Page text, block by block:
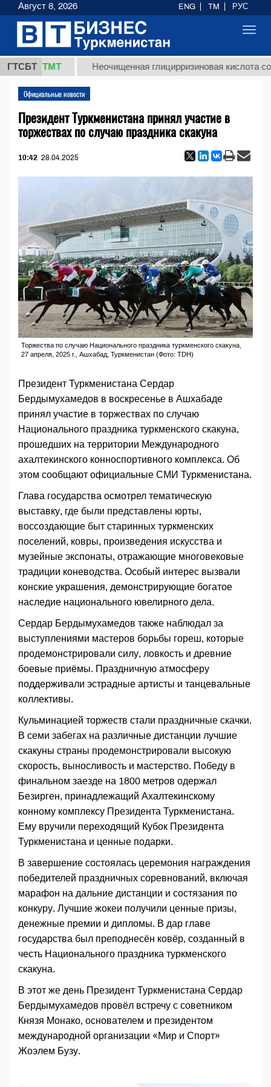
ГТСБТ
ТМТ Неочищенная глицирризиновая кислота
Официальные новости
Президент Туркменистана принял участие в
торжествах по случаю праздника скакуна
10:42 28.04.2025
Торжества по случаю Национального праздника туркменского скакуна,
27 апреля, 2025 г., Ашхабад, Туркменистан (Фото: TDH)
Президент Туркменистана Сердар
Бердымухамедов в воскресенье в Ашхабаде
принял участие в торжествах по случаю
Национального праздника туркменского скакуна,
прошедших на территории Международного
ахалтекинского конноспортивного комплекса. Об
этом сообщают официальные СМИ Туркменистана.
Глава государства осмотрел тематическую
выставку, где были представлены юрты,
воссоздающие быт старинных туркменских
поселений, ковры, произведения искусства и
музейные экспонаты, отражающие многовековые
традиции коневодства. Особый интерес вызвали
конские украшения, демонстрирующие богатое
наследие национального ювелирного дела.
Сердар Бердымухамедов также наблюдал за
выступлениями мастеров борьбы гореш, которые
продемонстрировали силу, ловкость и древние
боевые приёмы. Праздничную атмосферу
поддерживали эстрадные артисты и танцевальные
коллективы.
Кульминацией торжеств стали праздничные скачки.
В семи забегах на различные дистанции лучшие
скакуны страны продемонстрировали высокую
скорость, выносливость и мастерство. Победу в
финальном заезде на 1800 метров одержал
Безирген, принадлежащий Ахалтекинскому
конному комплексу Президента Туркменистана.
Ему вручили переходящий Кубок Президента
Туркменистана и ценные подарки.
В завершение состоялась церемония награждения
победителей праздничных соревнований, включая
марафон на дальние дистанции и состязания по
конкуру. Лучшие жокеи получили ценные призы,
денежные премии и дипломы. В дар главе
государства был преподнесён ковёр, созданный в
честь Национального праздника туркменского
скакуна.
В этот же день Президент Туркменистана Сердар
Бердымухамедов провёл встречу с советником
Князя Монако, основателем и президентом
международной организации «Мир и Спорт»
Жоэлем Бузу.
Август 8, 2026 ENG TM РУС